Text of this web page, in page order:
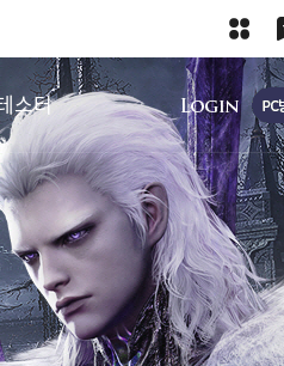
스터
상단 메뉴